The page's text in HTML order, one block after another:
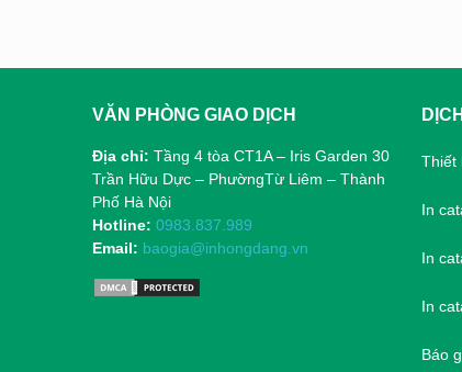
VĂN PHÒNG GIAO DỊCH
Địa chỉ: Tầng 4 tòa CT1A – Iris Garden 30
Trần Hữu Dực – PhườngTừ Liêm – Thành
Phố Hà Nội
Hotline: 0983.837.989
Email: baogia@inhongdang.vn
Thiết
In
In
In
Báo